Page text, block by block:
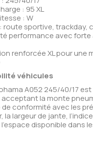
: 95 XL
: W
route sportive, trackday,
performance avec forte
renforcée XL pour une
véhicules
A052 245/40/17
la monte
de conformité avec les
largeur de jante,
disponible dans